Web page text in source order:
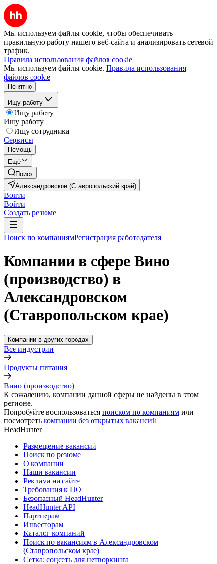
Мы используем файлы cookie, чтобы обеспечивать
правильную работу нашего веб-сайта и анализировать сетевой
трафик.
Правила использования файлов cookie
Мы используем файлы cookie. Правила использования
файлов cookie
Понятно
Ищу работу
Ищу работу
Ищу работу
Ищу сотрудника
Сервисы
Помощь
Ещё
Поиск
Александровское (Ставропольский край)
Войти
Войти
Создать резюме
Поиск по компаниямРегистрация работодателя
Компании в сфере Вино
(производство) в
Александровском
(Ставропольском крае)
Компании в других городах
Все индустрии
Продукты питания
Вино (производство)
К сожалению, компании данной сферы не найдены в этом
регионе.
Попробуйте воспользоваться поиском по компаниям или
посмотреть компании без открытых вакансий
HeadHunter
Размещение вакансий
Поиск по резюме
О компании
Наши вакансии
Реклама на сайте
Требования к ПО
Безопасный HeadHunter
HeadHunter API
Партнерам
Инвесторам
Каталог компаний
Поиск по вакансиям в Александровском
(Ставропольском крае)
Сетка: соцсеть для нетворкинга